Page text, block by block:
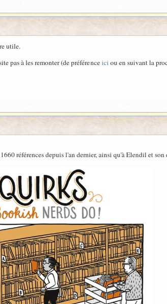
utile.
pas à les remonter (de préférenceici ou en suivant la
références depuis l'an dernier, ainsi qu'à Elendil et